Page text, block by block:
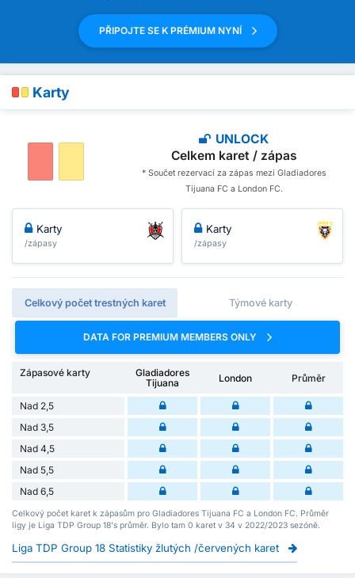
PŘIPOJTE SE K PRÉMIUM NYNÍ
Karty
UNLOCK
Celkem karet / zápas
* Součet rezervací za zápas mezi Gladiadores
Tijuana FC a London FC.
Karty
/zápasy
Karty
/zápasy
Celkový počet trestných karet Týmové karty
DATA FOR PREMIUM MEMBERS ONLY
Zápasové karty
Gladiadores
Tijuana
London Průměr
Nad 2,5
Nad 3,5
Nad 4,5
Nad 5,5
Nad 6,5
Celkový počet karet k zápasům pro Gladiadores Tijuana FC a London FC. Průměr
ligy je Liga TDP Group 18's průměr. Bylo tam 0 karet v 34 v 2022/2023 sezóně.
Liga TDP Group 18 Statistiky žlutých /červených karet